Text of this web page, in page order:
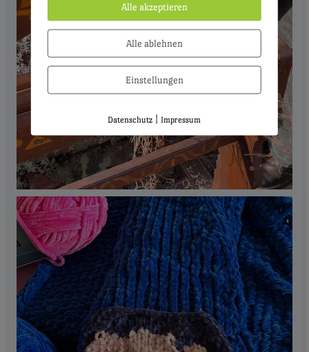
Alle akzeptieren
Alle ablehnen
Einstellungen
Datenschutz | Impressum